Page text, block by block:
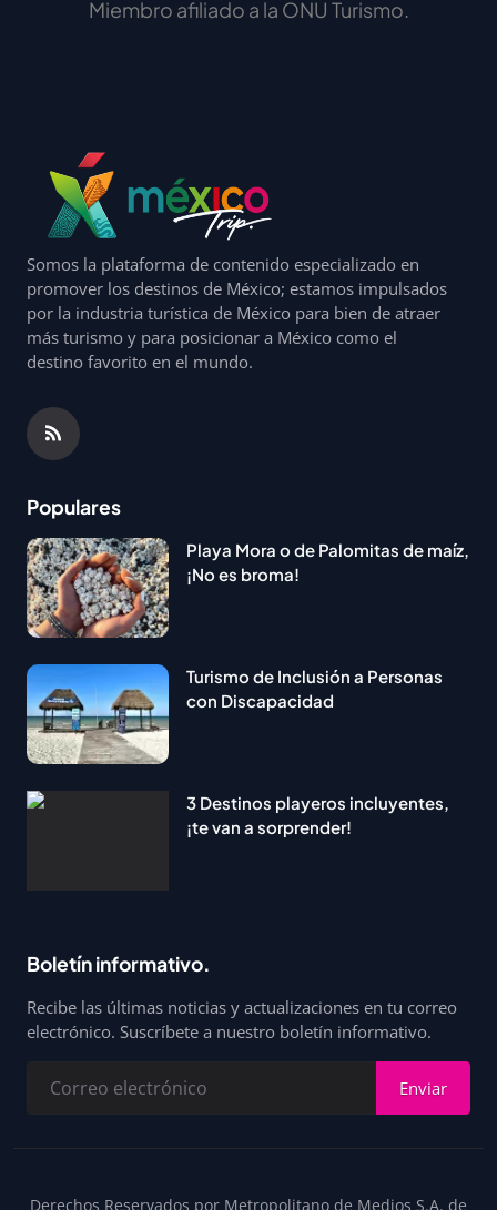
Miembro afiliado a la ONU Turismo.
Somos la plataforma de contenido especializado en
promover los destinos de México; estamos impulsados
por la industria turística de México para bien de atraer
más turismo y para posicionar a México como el
destino favorito en el mundo.
Populares
Playa Mora o de Palomitas de maíz,
¡No es broma!
Turismo de Inclusión a Personas
con Discapacidad
3 Destinos playeros incluyentes,
¡te van a sorprender!
Boletín informativo.
Recibe las últimas noticias y actualizaciones en tu correo
electrónico. Suscríbete a nuestro boletín informativo.
Enviar
Derechos Reservados por Metropolitano de Medios S.A. de